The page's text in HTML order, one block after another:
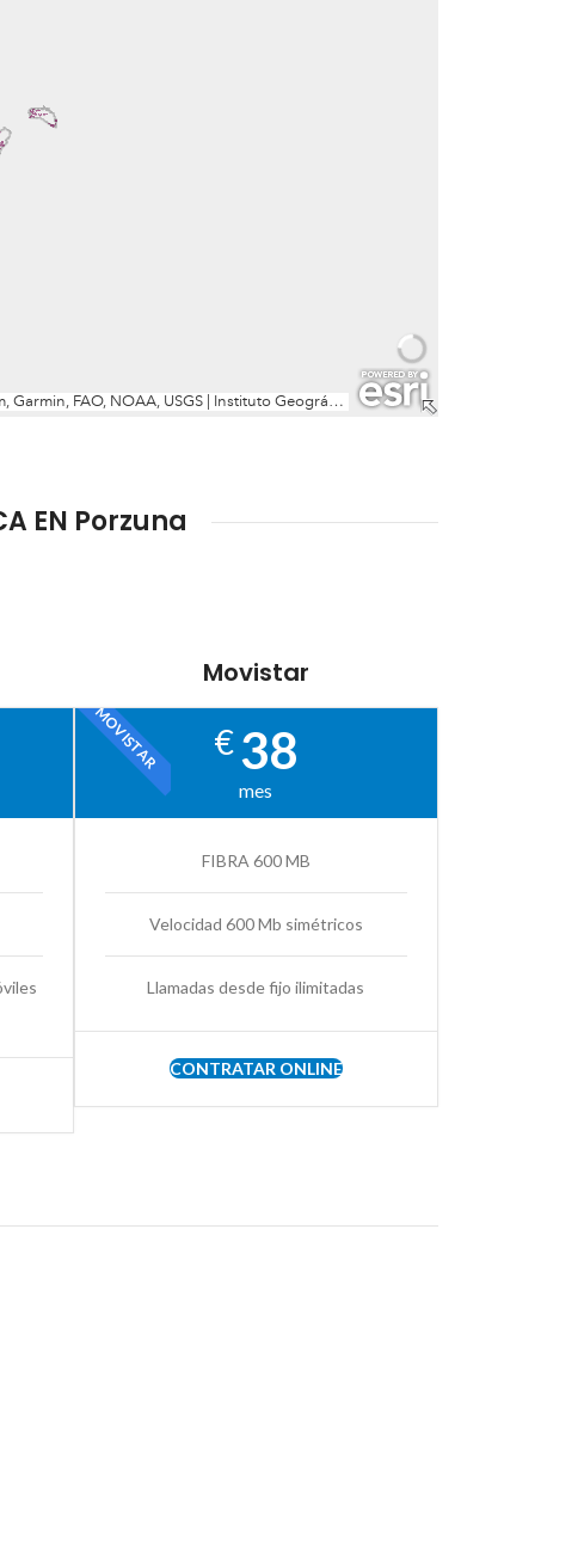
EN Porzuna
Movistar
MOVISTAR €38
mes
FIBRA 600 MB
Velocidad 600 Mb simétricos
Llamadas desde fijo ilimitadas
CONTRATAR ONLINE